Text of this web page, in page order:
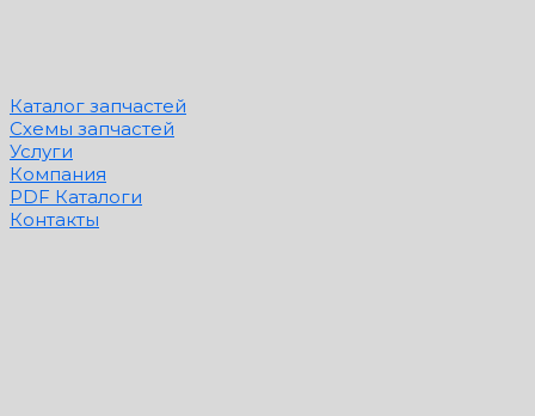
Каталог запчастей
Схемы запчастей
Услуги
Компания
PDF Каталоги
Контакты